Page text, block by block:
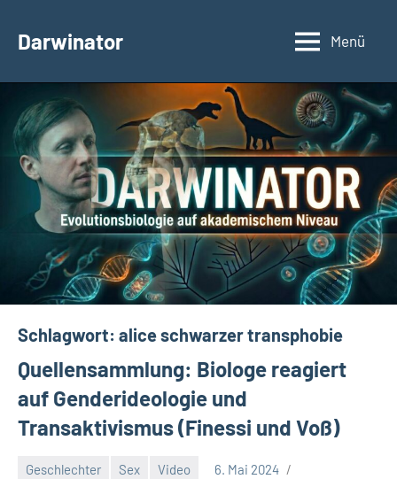
InhaltDarwinator
Evolutionsbiologie
Menü
Schlagwort: alice schwarzer transphobie
Quellensammlung: Biologe reagiert
auf Genderideologie und
Transaktivismus (Finessi und Voß)
Geschlechter Sex Video
6. Mai 2024